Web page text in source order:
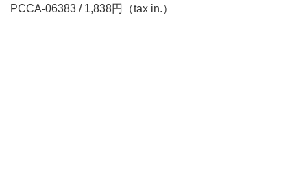
PCCA-06383 / 1,838円（tax in.）